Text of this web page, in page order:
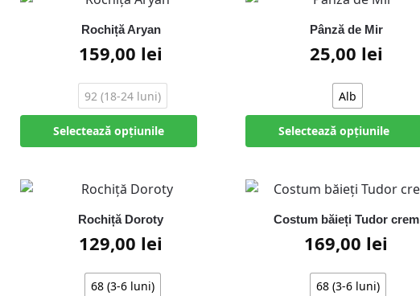
Rochiță Aryan
159,00 lei
92 (18-24 luni)
Selectează opțiunile
Pânză de Mir
25,00 lei
Alb
Selectează opțiunile
Rochiță Doroty
129,00 lei
68 (3-6 luni)
Costum băieți Tudor crem
169,00 lei
68 (3-6 luni)